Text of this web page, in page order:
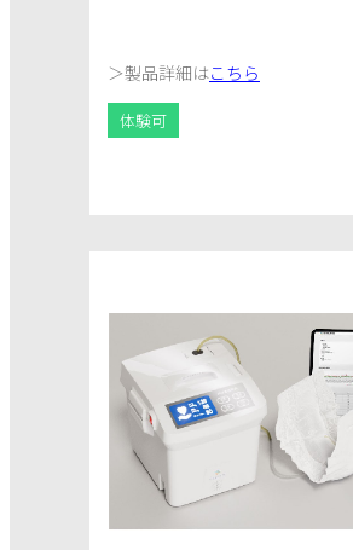
＞製品詳細はこちら
体験可